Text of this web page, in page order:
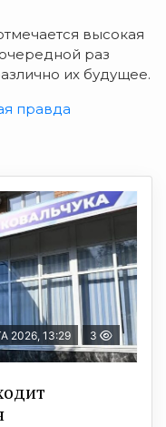
высокая
раз
их будущее.
правда
2026, 13:29 3